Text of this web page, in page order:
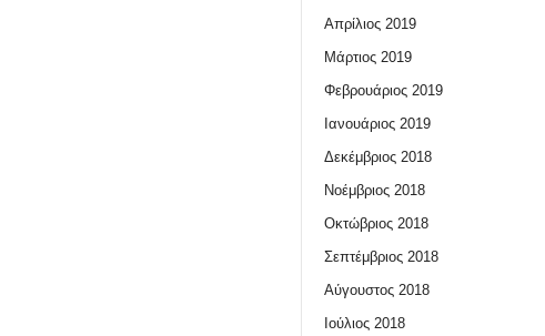
Απρίλιος 2019
Μάρτιος 2019
Φεβρουάριος 2019
Ιανουάριος 2019
Δεκέμβριος 2018
Νοέμβριος 2018
Οκτώβριος 2018
Σεπτέμβριος 2018
Αύγουστος 2018
Ιούλιος 2018